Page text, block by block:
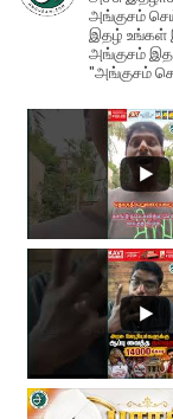
அங்குசம்
இதழ் உங்கள்
அங்குசம்
"அங்குசம்